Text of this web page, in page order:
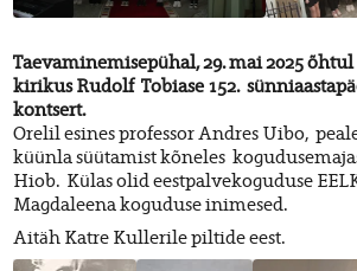
Taevaminemisepühal, 29. mai 2025
kirikus Rudolf Tobiase 152.
kontsert.
Orelil esines professor Andres Uibo,
küünla süütamist kõneles
Hiob. Külas olid eestpalvekoguduse
Magdaleena koguduse inimesed.
Aitäh Katre Kullerile piltide eest.